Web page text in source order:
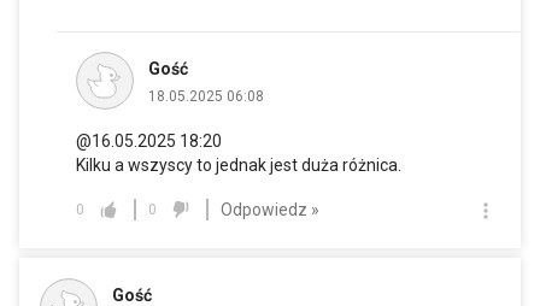
Gość
18.05.2025 06:08
@16.05.2025 18:20
Kilku a wszyscy to jednak jest duża różnica.
0 0 Odpowiedz »
Gość